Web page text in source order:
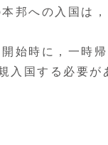
邦への入国は
時に，一時
入国する必要が